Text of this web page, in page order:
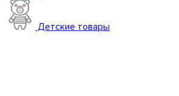
Детские товары